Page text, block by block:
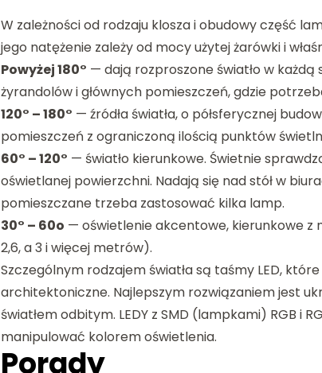
W zależności od rodzaju klosza i obudowy część
jego natężenie zależy od mocy użytej żarówki i
Powyżej 180° — dają rozproszone światło w każdą
żyrandolów i głównych pomieszczeń, gdzie
120° – 180° — źródła światła, o półsferycznej
pomieszczeń z ograniczoną ilością punktów
60° – 120° — światło kierunkowe. Świetnie
oświetlanej powierzchni. Nadają się nad stół w
pomieszczane trzeba zastosować kilka lamp.
30° – 60o — oświetlenie akcentowe, kierunkowe z
2,6, a 3 i więcej metrów).
Szczególnym rodzajem światła są taśmy LED,
architektoniczne. Najlepszym rozwiązaniem jest
światłem odbitym. LEDY z SMD (lampkami) RGB
manipulować kolorem oświetlenia.
Porady